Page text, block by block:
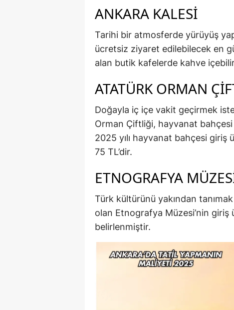
ANKARA KALESI
Tarihi bir atmosferde yürüyüş
ücretsiz ziyaret edilebilecek en
alan butik kafelerde kahve
ATATÜRK ORMAN
Doğayla iç içe vakit geçirmek
Orman Çiftliği, hayvanat
2025 yılı hayvanat bahçesi
75 TL’dir.
ETNOGRAFYA
Türk kültürünü yakından
olan Etnografya Müzesi’nin giriş
belirlenmiştir.